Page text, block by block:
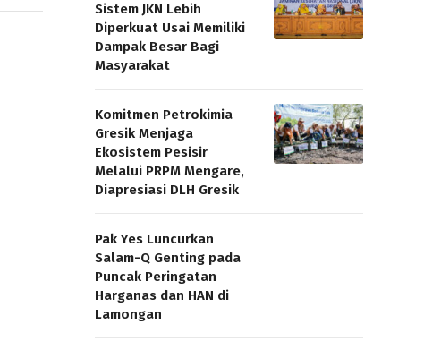
Sistem JKN Lebih
Diperkuat Usai Memiliki
Dampak Besar Bagi
Masyarakat
Komitmen Petrokimia
Gresik Menjaga
Ekosistem Pesisir
Melalui PRPM Mengare,
Diapresiasi DLH Gresik
Pak Yes Luncurkan
Salam-Q Genting pada
Puncak Peringatan
Harganas dan HAN di
Lamongan